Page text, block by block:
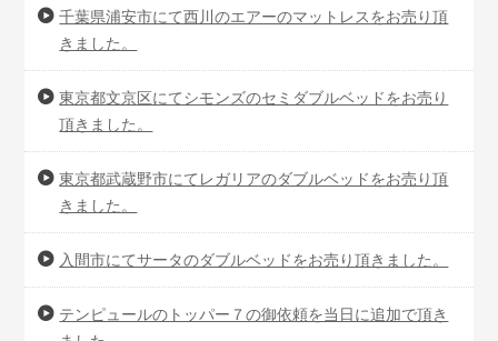
千葉県浦安市にて西川のエアーのマットレスをお売り頂
きました。
東京都文京区にてシモンズのセミダブルベッドをお売り
頂きました。
東京都武蔵野市にてレガリアのダブルベッドをお売り頂
きました。
入間市にてサータのダブルベッドをお売り頂きました。
テンピュールのトッパー７の御依頼を当日に追加で頂き